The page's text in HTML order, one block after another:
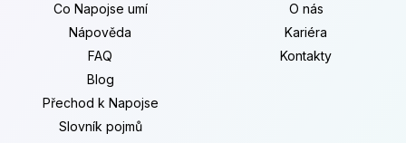
Co Napojse umí
Nápověda
FAQ
Blog
Přechod k Napojse
Slovník pojmů
O nás
Kariéra
Kontakty